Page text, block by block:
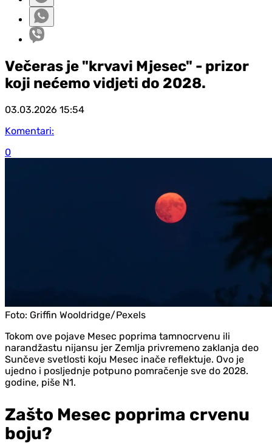
Večeras je "krvavi Mjesec" - prizor
koji nećemo vidjeti do 2028.
03.03.2026 15:54
Komentari:
0
Foto: Griffin Wooldridge/Pexels
Tokom ove pojave Mesec poprima tamnocrvenu ili
narandžastu nijansu jer Zemlja privremeno zaklanja deo
Sunčeve svetlosti koju Mesec inače reflektuje. Ovo je
ujedno i posljednje potpuno pomračenje sve do 2028.
godine, piše N1.
Zašto Mesec poprima crvenu
boju?